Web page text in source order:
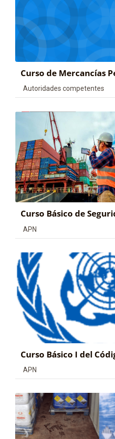
Curso de Mercancías
Categoría de cursos
Autoridades competentes
Curso Básico de
Categoría de cursos
APN
Curso Básico I del
Categoría de cursos
APN